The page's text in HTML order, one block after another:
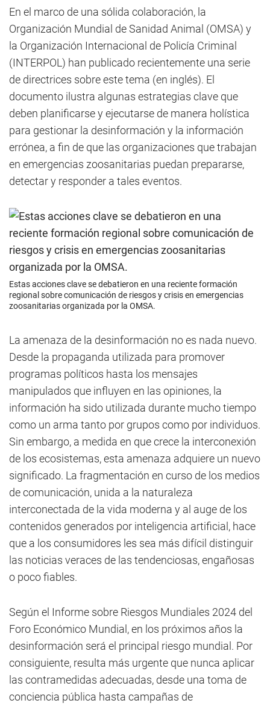
En el marco de una sólida colaboración, la
Organización Mundial de Sanidad Animal (OMSA) y
la Organización Internacional de Policía Criminal
(INTERPOL) han publicado recientemente una serie
de directrices sobre este tema (en inglés). El
documento ilustra algunas estrategias clave que
deben planificarse y ejecutarse de manera holística
para gestionar la desinformación y la información
errónea, a fin de que las organizaciones que trabajan
en emergencias zoosanitarias puedan prepararse,
detectar y responder a tales eventos.
Estas acciones clave se debatieron en una reciente formación
regional sobre comunicación de riesgos y crisis en emergencias
zoosanitarias organizada por la OMSA.
La amenaza de la desinformación no es nada nuevo.
Desde la propaganda utilizada para promover
programas políticos hasta los mensajes
manipulados que influyen en las opiniones, la
información ha sido utilizada durante mucho tiempo
como un arma tanto por grupos como por individuos.
Sin embargo, a medida en que crece la interconexión
de los ecosistemas, esta amenaza adquiere un nuevo
significado. La fragmentación en curso de los medios
de comunicación, unida a la naturaleza
interconectada de la vida moderna y al auge de los
contenidos generados por inteligencia artificial, hace
que a los consumidores les sea más difícil distinguir
las noticias veraces de las tendenciosas, engañosas
o poco fiables.
Según el Informe sobre Riesgos Mundiales 2024 del
Foro Económico Mundial, en los próximos años la
desinformación será el principal riesgo mundial. Por
consiguiente, resulta más urgente que nunca aplicar
las contramedidas adecuadas, desde una toma de
conciencia pública hasta campañas de